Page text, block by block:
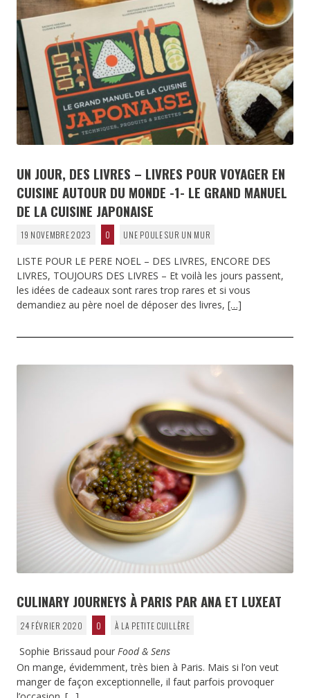
UN JOUR, DES LIVRES – LIVRES POUR VOYAGER EN
CUISINE AUTOUR DU MONDE -1- LE GRAND MANUEL
DE LA CUISINE JAPONAISE
19 NOVEMBRE 2023 0 UNE POULE SUR UN MUR
LISTE POUR LE PERE NOEL – DES LIVRES, ENCORE DES
LIVRES, TOUJOURS DES LIVRES – Et voilà les jours passent,
les idées de cadeaux sont rares trop rares et si vous
demandiez au père noel de déposer des livres, […]
CULINARY JOURNEYS À PARIS PAR ANA ET LUXEAT
24 FÉVRIER 2020 0 À LA PETITE CUILLÈRE
Sophie Brissaud pour Food & Sens
On mange, évidemment, très bien à Paris. Mais si l’on veut
manger de façon exceptionnelle, il faut parfois provoquer